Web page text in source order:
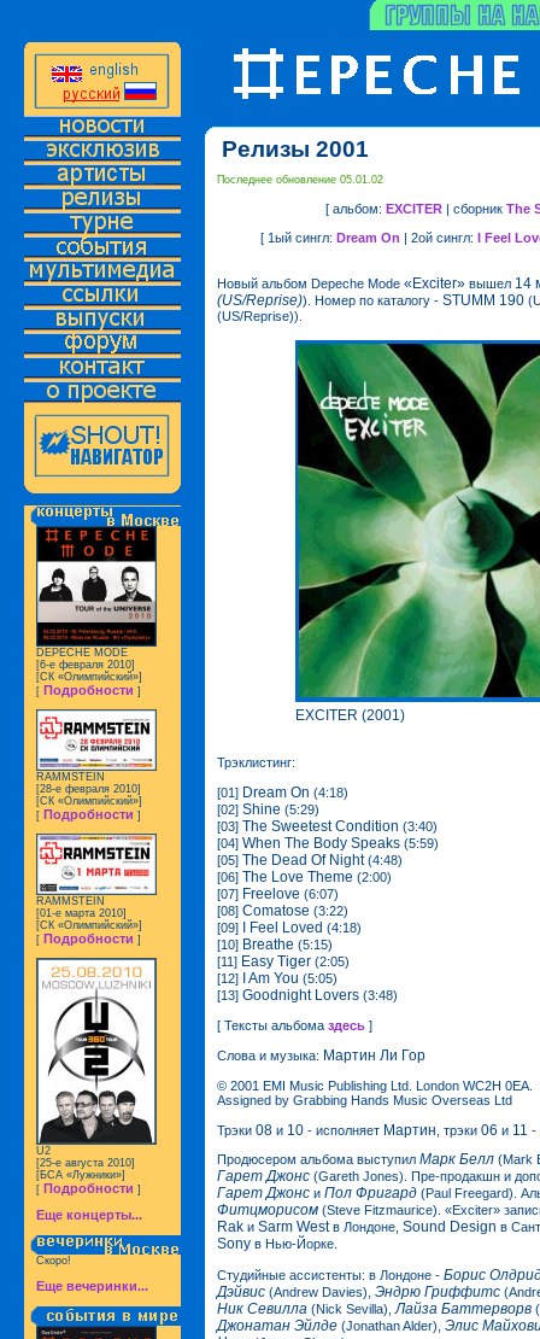
Релизы 2001
Последнее обновление 05.01.02
[ альбом: EXCITER| сборник The
[ 1ый сингл: Dream On | 2ой сингл: I Feel
Новый альбом Depeche Mode «Exciter» вышел 14
(US/Reprise)). Номер по каталогу - STUMM 190
(US/Reprise)).
EXCITER (2001)
Трэклистинг:
[01] Dream On (4:18)
[02] Shine (5:29)
[03] The Sweetest Condition (3:40)
[04] When The Body Speaks (5:59)
[05] The Dead Of Night(4:48)
[06] The Love Theme (2:00)
[07] Freelove (6:07)
[08] Comatose (3:22)
[09] I Feel Loved (4:18)
[10] Breathe (5:15)
[11] Easy Tiger (2:05)
[12] I Am You (5:05)
[13] Goodnight Lovers (3:48)
[ Тексты альбома здесь ]
Слова и музыка: Мартин Ли Гор
© 2001 EMI Music Publishing Ltd. London WC2H 0EA.
Assigned by Grabbing Hands Music Overseas Ltd
Трэки 08 и 10 - исполняет Мартин , трэки 06 и 11 -
Продюсером альбома выступил Марк Белл (Mark
Гарет Джонс (Gareth Jones). Пре-продакшн и
Гарет Джонс и Пол Фригард (Paul Freegard).
Фитцморисом (Steve Fitzmaurice). «Exciter»
Rak и Sarm Westв Лондоне, Sound Design в
Sony в Нью-Йорке.
Студийные ассистенты: в Лондоне - Борис
Дэйвис (Andrew Davies), Эндрю Гриффитс
Ник Севилла (Nick Sevilla), Лайза Баттерворв
Джонатан Эйлде (Jonathan Alder), Элис
DEPECHE MODE
[6-е февраля 2010]
[СК «Олимпийский»]
[ Подробности ]
RAMMSTEIN
[28-е февраля 2010]
[СК «Олимпийский»]
[ Подробности ]
RAMMSTEIN
[01-е марта 2010]
[СК «Олимпийский»]
[ Подробности ]
U2
[25-е августа 2010]
[БСА «Лужники»]
[ Подробности ]
Еще концерты...
Скоро!
Еще вечеринки...